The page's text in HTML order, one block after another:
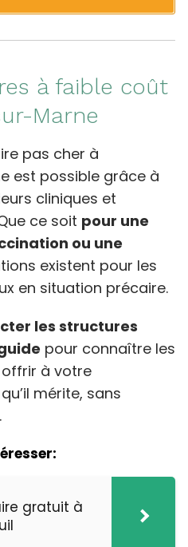
à faible coût
Marne
pas cher à
est possible grâce à
cliniques et
ce soit pour une
ou une
existent pour les
en situation précaire.
les structures
pour connaître les
à votre
mérite, sans
gratuit à